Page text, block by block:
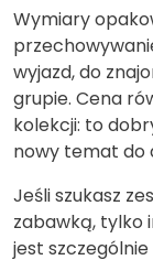
Wymiary
wyjazd, do
grupie. Cena
kolekcji: to
nowy temat do
Jeśli szukasz
zabawką, tylko
jest